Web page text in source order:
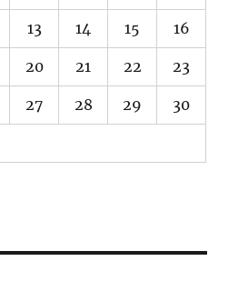
13 14 15 16
20 21 22 23
27 28 29 30